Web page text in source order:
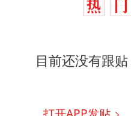
目前还没有跟